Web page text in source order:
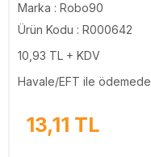
Marka : Robo90
Ürün Kodu : R000642
10,93 TL + KDV
Havale/EFT ile ödemede
13,11 TL